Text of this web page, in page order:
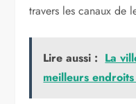
travers les canaux de
Lire aussi : La
meilleurs